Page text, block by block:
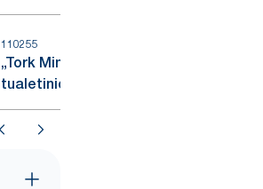
110255
„Tork Mini Jumbo“ ypač minkšto
tualetinio popieriaus ritinys,
baltas, T2